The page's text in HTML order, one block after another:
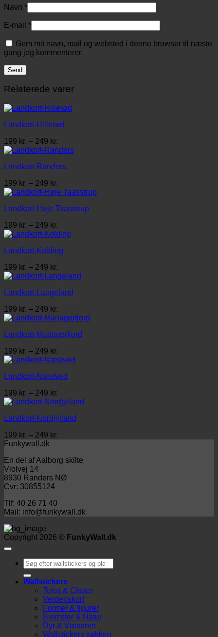
Navn *
E-mail *
Gem mit navn, mail og websted i denne browser til næste
gang jeg kommenterer.
Relaterede varer
Landkort-Hillerød
199 kr. – 249 kr.
199 kr.
249 kr.
Landkort-Randers
199 kr. – 249 kr.
199 kr.
249 kr.
Landkort-Høje Taasstrup
199 kr. – 249 kr.
199 kr.
249 kr.
Landkort-Kolding
199 kr. – 249 kr.
199 kr.
249 kr.
Landkort-Langeland
199 kr. – 249 kr.
199 kr.
249 kr.
Landkort-Mariagerfjord
199 kr. – 249 kr.
199 kr.
249 kr.
Landkort-Næstved
199 kr. – 249 kr.
199 kr.
249 kr.
Landkort-Nordjylland
199 kr. – 249 kr.
249 kr.
Funkywall.dk
En del af Aalborg skilte
Violvej 14
8930 Randers NØ
Cvr: 30855124
Tlf: 40 26 71 40
Mail: info@funkywall.dk
Copyright 2026 © FunkyWall.dk
Søg
efter:
Wallstickers
Tekst & Citater
Verdenskort
Former & figurer
Blomster & Natur
Dyr & Væsener
Wallstickers køkken